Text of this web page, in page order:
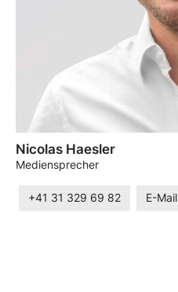
Nicolas Haesler
Mediensprecher
+41 31 329 69 82 E-Mail